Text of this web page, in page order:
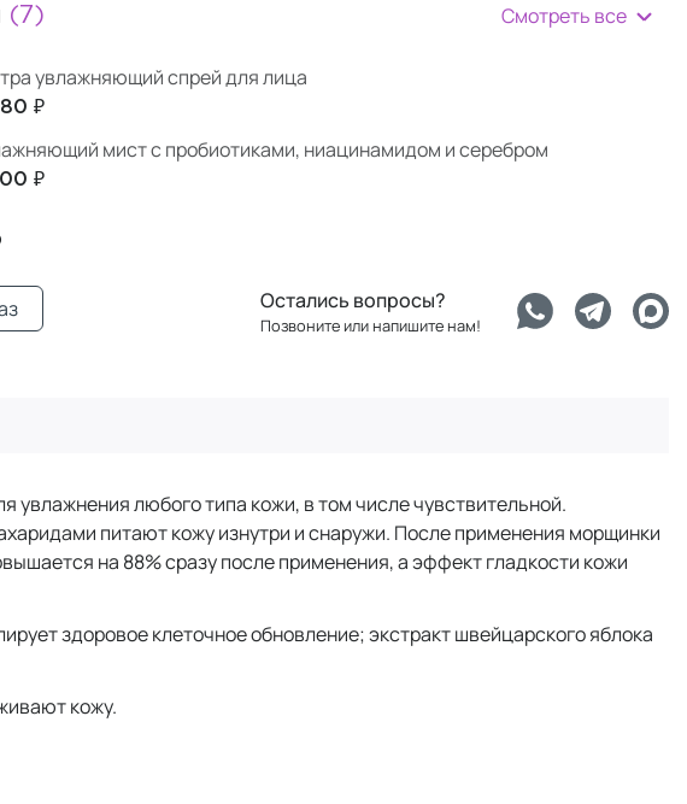
(7) Смотреть все
увлажняющий спрей для лица
₽
мист с пробиотиками, ниацинамидом и серебром
₽
Остались вопросы?
Позвоните или напишите нам!
любого типа кожи, в том числе чувствительной.
питают кожу изнутри и снаружи. После применения морщинки
на 88% сразу после применения, а эффект гладкости кожи
здоровое клеточное обновление; экстракт швейцарского яблока
кожу.